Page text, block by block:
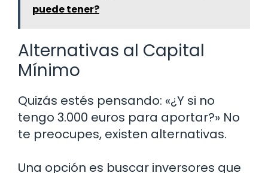
puede tener?
Alternativas al Capital
Mínimo
Quizás estés pensando: «¿Y si no
tengo 3.000 euros para aportar?» No
te preocupes, existen alternativas.
Una opción es buscar inversores que